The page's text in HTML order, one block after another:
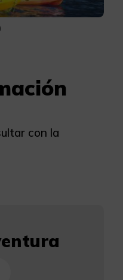
con la